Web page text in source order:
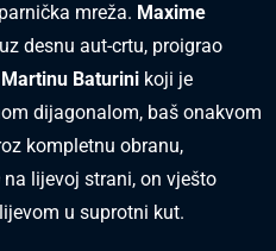
mreža. Maxime
desnu aut-crtu, proigrao
Martinu Baturini koji je
dijagonalom, baš onakvom
kompletnu obranu,
na lijevoj strani, on vješto
u suprotni kut.